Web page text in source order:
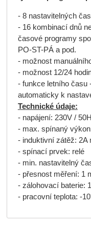
- 8 nastavitelných
- 16 kombinací dnů
časové programy
PO-ST-PÁ a pod.
- možnost
- možnost 12/24
- funkce letního času
automaticky k
Technické údaje:
- napájení: 230V /
- max. spínaný
- induktivní zátěž: 2A
- spínací prvek: relé
- min. nastavitelný
- přesnost měření: 1
- zálohovací baterie:
- pracovní teplota: -